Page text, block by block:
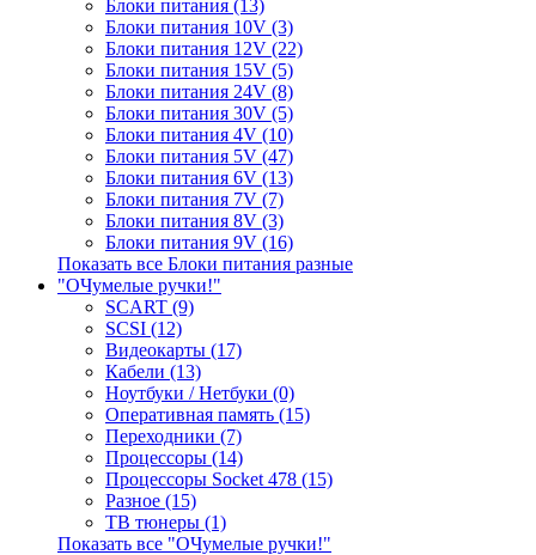
Блоки питания (13)
Блоки питания 10V (3)
Блоки питания 12V (22)
Блоки питания 15V (5)
Блоки питания 24V (8)
Блоки питания 30V (5)
Блоки питания 4V (10)
Блоки питания 5V (47)
Блоки питания 6V (13)
Блоки питания 7V (7)
Блоки питания 8V (3)
Блоки питания 9V (16)
Показать все Блоки питания разные
"ОЧумелые ручки!"
SCART (9)
SCSI (12)
Видеокарты (17)
Кабели (13)
Ноутбуки / Нетбуки (0)
Оперативная память (15)
Переходники (7)
Процессоры (14)
Процессоры Socket 478 (15)
Разное (15)
ТВ тюнеры (1)
Показать все "ОЧумелые ручки!"